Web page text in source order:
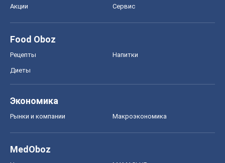
Акции Сервис
Food Oboz
Рецепты Напитки
Диеты
Экономика
Рынки и компании Mакроэкономика
MedOboz